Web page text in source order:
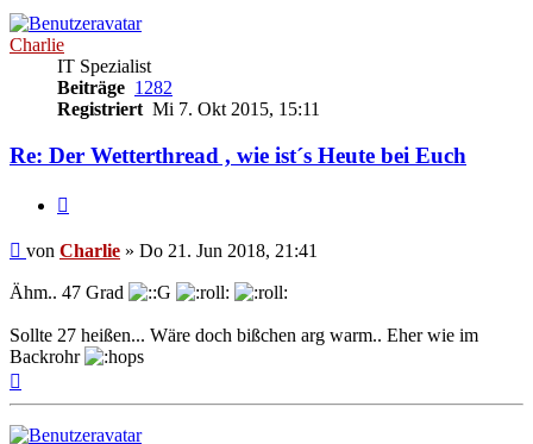
Charlie
IT Spezialist
Beiträge 1282
Registriert Mi 7. Okt 2015, 15:11
Re: Der Wetterthread , wie ist´s Heute bei Euch
Beitrag
von Charlie » Do 21. Jun 2018, 21:41
Ähm.. 47 Grad
Sollte 27 heißen... Wäre doch bißchen arg warm.. Eher wie im
Backrohr